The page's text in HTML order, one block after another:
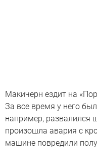
Макичерн ездит на
За все время у него
например, развалился
произошла авария с
машине повредили